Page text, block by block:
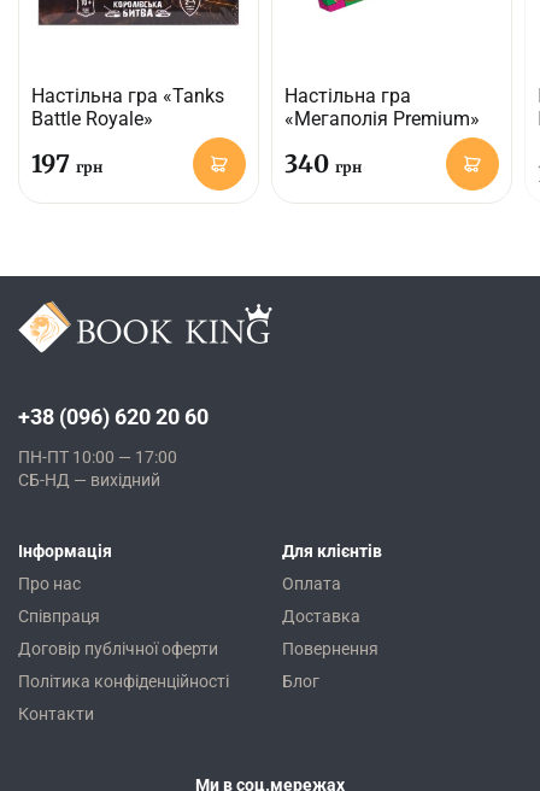
Настільна гра «Tanks
Battle Royale»
197 грн
Настільна гра
«Мегаполія Premium»
340 грн
+38 (096) 620 20 60
ПН-ПТ 10:00 — 17:00
СБ-НД — вихідний
Інформація
Про нас
Співпраця
Договір публічної оферти
Політика конфіденційності
Контакти
Для клієнтів
Оплата
Доставка
Повернення
Блог
Ми в соц.мережах